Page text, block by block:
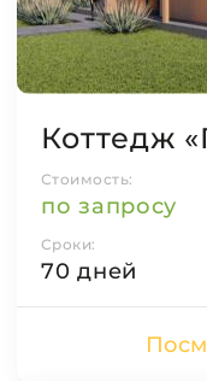
Коттедж
Стоимость:
по запросу
Сроки:
70 дней